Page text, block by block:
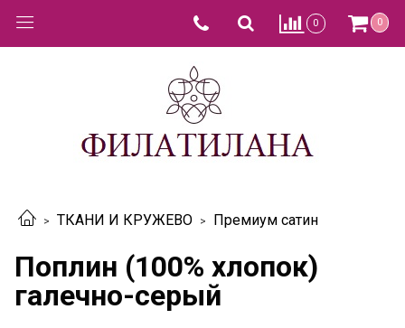
0 0
ТКАНИ И КРУЖЕВО Премиум сатин
Поплин (100% хлопок)
галечно-серый